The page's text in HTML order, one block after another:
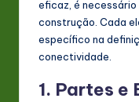
eficaz, é
construção. Cada
específico na
conectividade.
1. Partes